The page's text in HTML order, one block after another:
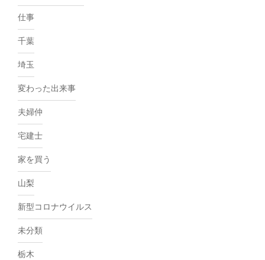
仕事
千葉
埼玉
変わった出来事
夫婦仲
宅建士
家を買う
山梨
新型コロナウイルス
未分類
栃木